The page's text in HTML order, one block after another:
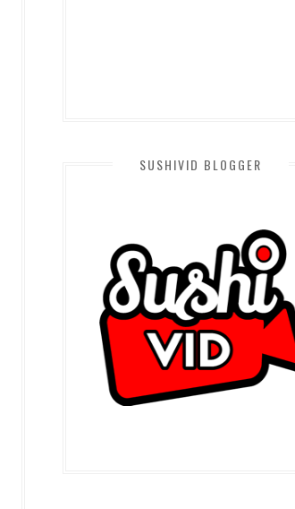
SUSHIVID BLOGGER